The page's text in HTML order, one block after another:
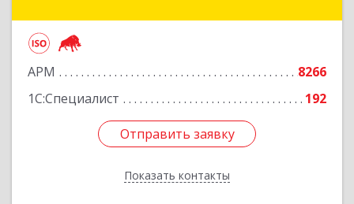
АРМ
8266
1С:Специалист
192
Отправить заявку
Показать контакты
Отправить заявку
Назад